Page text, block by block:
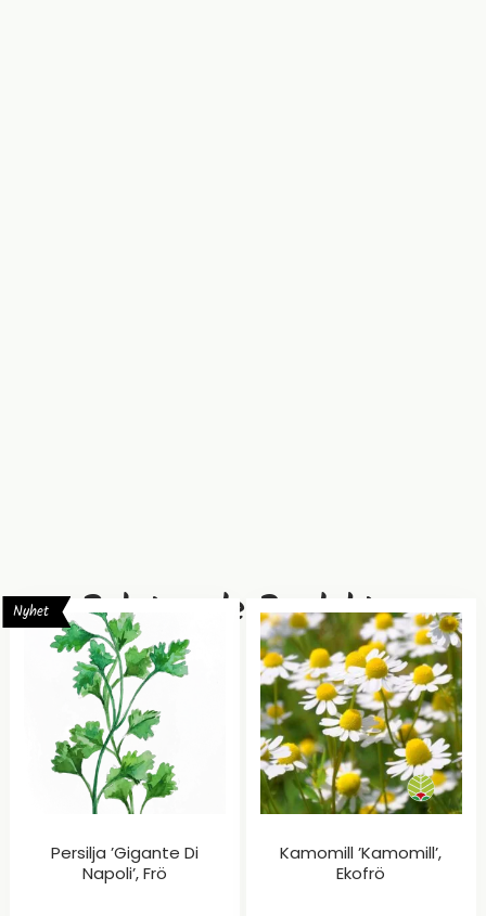
Relaterade Produkter
Nyhet
Persilja ’Gigante Di
Napoli’, Frö
Kamomill ’Kamomill’,
Ekofrö